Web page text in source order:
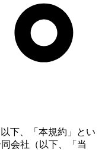
下、「本規約」とい
会社（以下、「当